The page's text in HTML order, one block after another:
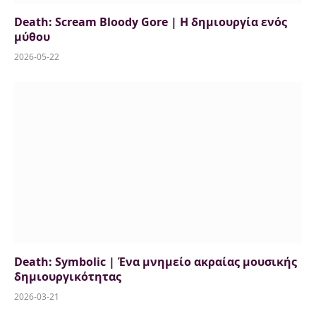
Death: Scream Bloody Gore | Η δημιουργία ενός
μύθου
2026-05-22
Death: Symbolic | Ένα μνημείο ακραίας μουσικής
δημιουργικότητας
2026-03-21